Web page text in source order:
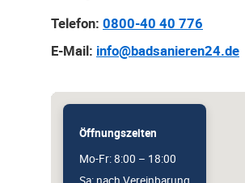
Telefon: 0800-40 40 776
E-Mail: info@badsanieren24.de
Öffnungszeiten
Mo-Fr: 8:00 – 18:00